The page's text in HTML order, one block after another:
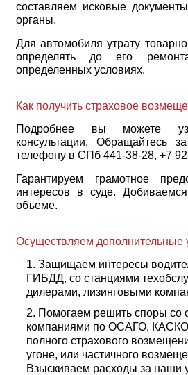
составляем исковые
органы.
Для автомобиля утрату
определять до его
определенных условиях.
Как получить страховое
Подробнее вы можете
консультации. Обращайтесь
телефону в СПб 441-38-28, +7
Гарантируем грамотное
интересов в суде.
объеме.
Осуществляем дополнительные
Защищаем интересы
ГИБДД, со станциями
дилерами, лизинговыми
Помогаем решить споры со
компаниями по ОСАГО,
полного страхового
угоне, или частичного
Взыскиваем расходы за наши